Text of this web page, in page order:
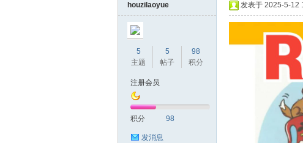
houzilaoyue
5
主题
5
帖子
98
积分
注册会员
积分 98
发消息
发表于 2025-5-12